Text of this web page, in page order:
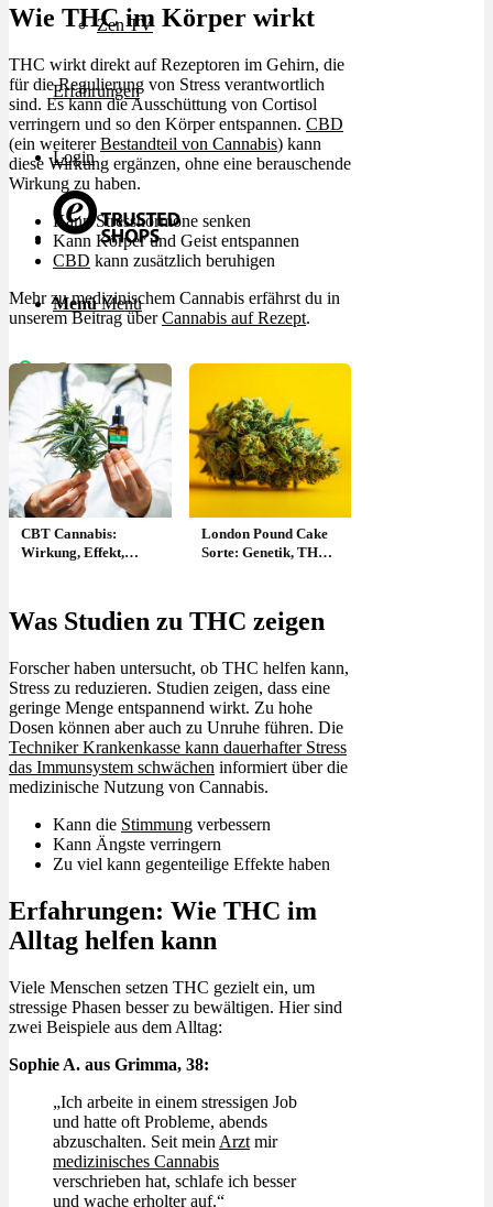
Zen TV
Erfahrungen
Login
Menü Menü
Wie THC im Körper wirkt
THC wirkt direkt auf Rezeptoren im Gehirn, die
für die Regulierung von Stress verantwortlich
sind. Es kann die Ausschüttung von Cortisol
verringern und so den Körper entspannen. CBD
(ein weitererBestandteil von Cannabis) kann
diese Wirkung ergänzen, ohne eine berauschende
Wirkung zu haben.
Kann Stresshormone senken
Kann Körper und Geist entspannen
CBD kann zusätzlich beruhigen
Mehr zu medizinischem Cannabis erfährst du in
unserem Beitrag überCannabis auf Rezept.
CBT Cannabis:
Wirkung, Effekt,
London Pound Cake
Sorte: Genetik, THC
Was Studien zu THC zeigen
Forscher haben untersucht, ob THC helfen kann,
Stress zu reduzieren. Studien zeigen, dass eine
geringe Menge entspannend wirkt. Zu hohe
Dosen können aber auch zu Unruhe führen. Die
Techniker Krankenkasse kann dauerhafter Stress
das Immunsystem schwächen informiert über die
medizinische Nutzung von Cannabis.
Kann die Stimmung verbessern
Kann Ängste verringern
Zu viel kann gegenteilige Effekte haben
Erfahrungen: Wie THC im
Alltag helfen kann
Viele Menschen setzen THC gezielt ein, um
stressige Phasen besser zu bewältigen. Hier sind
zwei Beispiele aus dem Alltag:
Sophie A. aus Grimma, 38:
„Ich arbeite in einem stressigen Job
und hatte oft Probleme, abends
abzuschalten. Seit mein Arzt mir
medizinisches Cannabis
verschrieben hat, schlafe ich besser
und wache erholter auf.“